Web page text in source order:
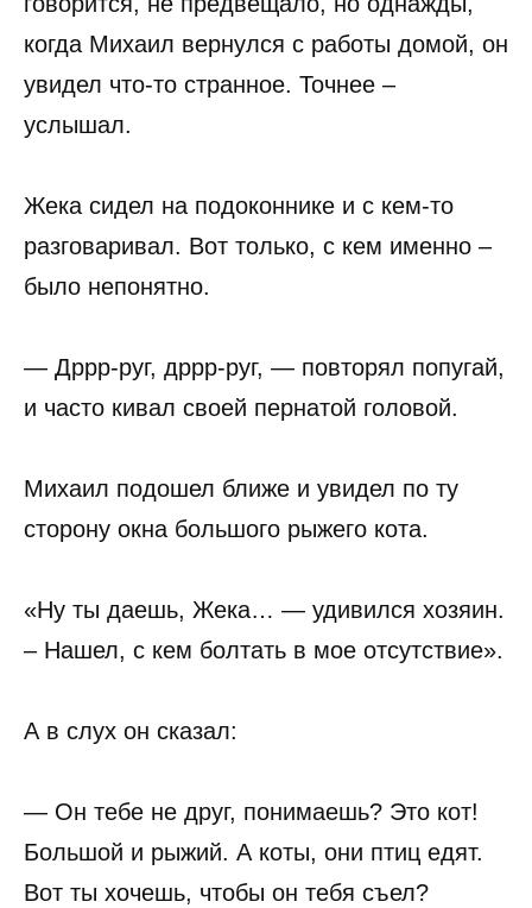
когда Михаил вернулся с работы домой, он
увидел что-то странное. Точнее –
услышал.
Жека сидел на подоконнике и с кем-то
разговаривал. Вот только, с кем именно –
было непонятно.
— Дррр-руг, дррр-руг, — повторял попугай,
и часто кивал своей пернатой головой.
Михаил подошел ближе и увидел по ту
сторону окна большого рыжего кота.
«Ну ты даешь, Жека… — удивился хозяин.
– Нашел, с кем болтать в мое отсутствие».
А в слух он сказал:
— Он тебе не друг, понимаешь? Это кот!
Большой и рыжий. А коты, они птиц едят.
Вот ты хочешь, чтобы он тебя съел?